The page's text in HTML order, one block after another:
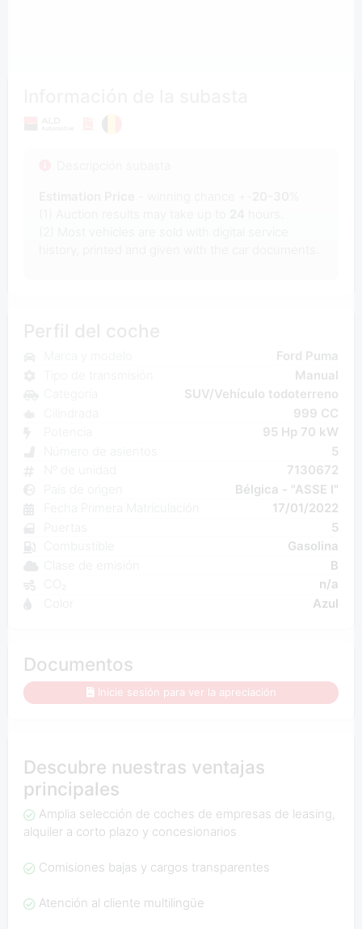
Ford Puma
Manual
SUV/Vehículo todoterreno
999 CC
95 Hp 70 kW
5
7130672
Bélgica - "ASSE I"
17/01/2022
5
Gasolina
B
n/a
Azul
Documentos
Inicie sesión para ver la apreciación
Descubre nuestras ventajas
principales
Amplia selección de coches de empresas de leasing,
alquiler a corto plazo y concesionarios
Comisiones bajas y cargos transparentes
Atención al cliente multilingüe